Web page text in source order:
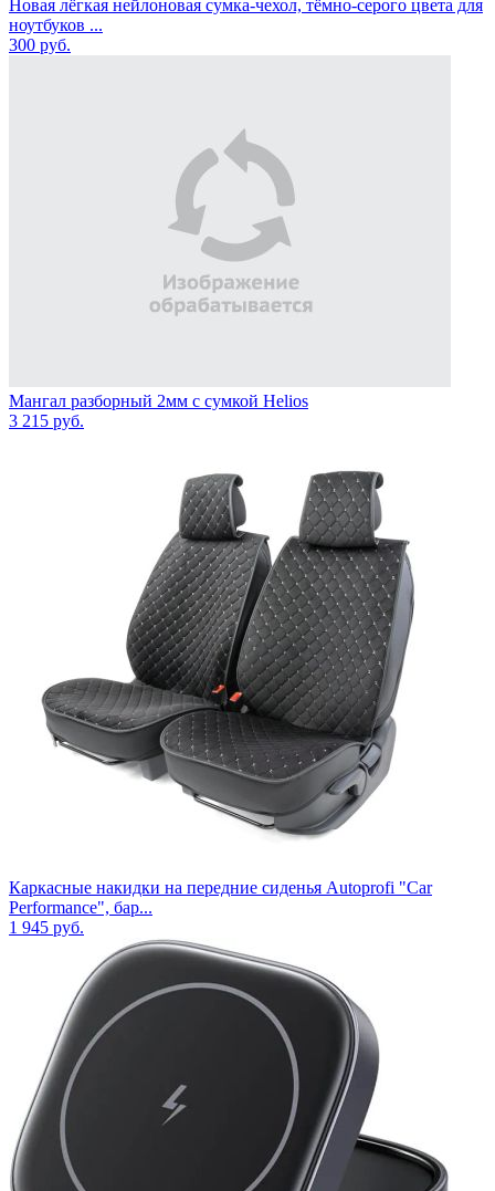
Новая лёгкая нейлоновая сумка-чехол, тёмно-серого цвета для
ноутбуков ...
300 руб.
Мангал разборный 2мм с сумкой Helios
3 215 руб.
Каркасные накидки на передние сиденья Autoprofi "Car
Performance", бар...
1 945 руб.